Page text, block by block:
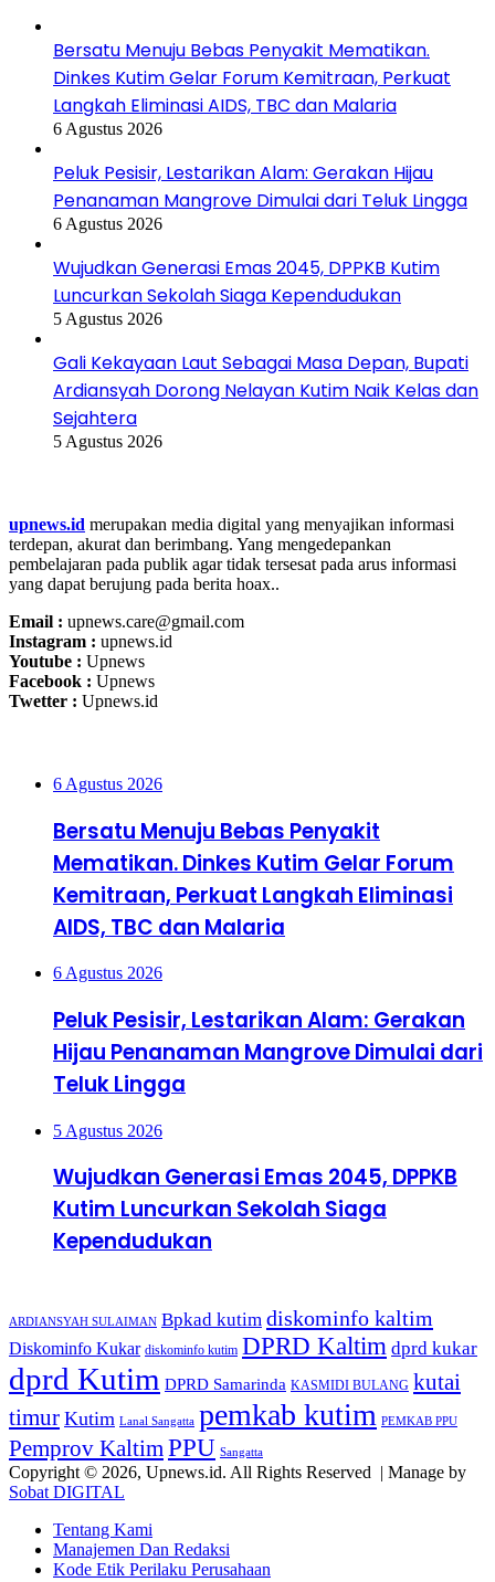
Bersatu Menuju Bebas Penyakit Mematikan.
Dinkes Kutim Gelar Forum Kemitraan, Perkuat
Langkah Eliminasi AIDS, TBC dan Malaria
6 Agustus 2026
Peluk Pesisir, Lestarikan Alam: Gerakan Hijau
Penanaman Mangrove Dimulai dari Teluk Lingga
6 Agustus 2026
Wujudkan Generasi Emas 2045, DPPKB Kutim
Luncurkan Sekolah Siaga Kependudukan
5 Agustus 2026
Gali Kekayaan Laut Sebagai Masa Depan, Bupati
Ardiansyah Dorong Nelayan Kutim Naik Kelas dan
Sejahtera
5 Agustus 2026
upnews.id merupakan media digital yang menyajikan informasi
terdepan, akurat dan berimbang. Yang mengedepankan
pembelajaran pada publik agar tidak tersesat pada arus informasi
yang dapat berujung pada berita hoax..
Email : upnews.care@gmail.com
Instagram : upnews.id
Youtube : Upnews
Facebook : Upnews
Twetter : Upnews.id
6 Agustus 2026
Bersatu Menuju Bebas Penyakit
Mematikan. Dinkes Kutim Gelar Forum
Kemitraan, Perkuat Langkah Eliminasi
AIDS, TBC dan Malaria
6 Agustus 2026
Peluk Pesisir, Lestarikan Alam: Gerakan
Hijau Penanaman Mangrove Dimulai dari
Teluk Lingga
5 Agustus 2026
Wujudkan Generasi Emas 2045, DPPKB
Kutim Luncurkan Sekolah Siaga
Kependudukan
ARDIANSYAH SULAIMAN Bpkad kutim diskominfo kaltim
Diskominfo Kukar diskominfo kutim DPRD Kaltim dprd kukar
dprd Kutim DPRD Samarinda KASMIDI BULANG kutai
timur Kutim Lanal Sangatta pemkab kutim PEMKAB PPU
Pemprov KaltimPPU Sangatta
Copyright © 2026, Upnews.id. All Rights Reserved | Manage by
Sobat DIGITAL
Tentang Kami
Manajemen Dan Redaksi
Kode Etik Perilaku Perusahaan